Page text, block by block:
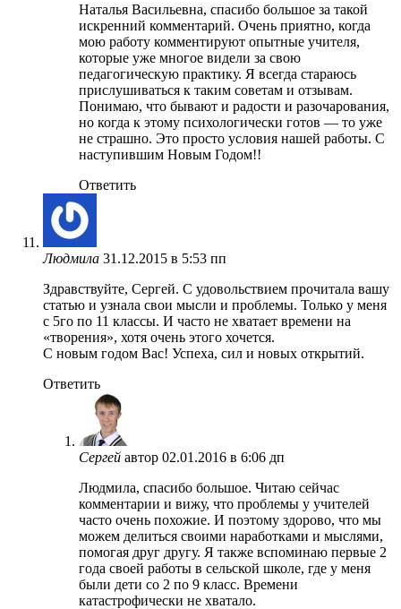
Наталья Васильевна, спасибо большое за такой
искренний комментарий. Очень приятно, когда
мою работу комментируют опытные учителя,
которые уже многое видели за свою
педагогическую практику. Я всегда стараюсь
прислушиваться к таким советам и отзывам.
Понимаю, что бывают и радости и разочарования,
но когда к этому психологически готов — то уже
не страшно. Это просто условия нашей работы. С
наступившим Новым Годом!!
Ответить
Людмила 31.12.2015 в 5:53 пп
Здравствуйте, Сергей. С удовольствием прочитала вашу
статью и узнала свои мысли и проблемы. Только у меня
с 5го по 11 классы. И часто не хватает времени на
«творения», хотя очень этого хочется.
С новым годом Вас! Успеха, сил и новых открытий.
Ответить
Сергей автор 02.01.2016 в 6:06 дп
Людмила, спасибо большое. Читаю сейчас
комментарии и вижу, что проблемы у учителей
часто очень похожие. И поэтому здорово, что мы
можем делиться своими наработками и мыслями,
помогая друг другу. Я также вспоминаю первые 2
года своей работы в сельской школе, где у меня
были дети со 2 по 9 класс. Времени
катастрофически не хватало.